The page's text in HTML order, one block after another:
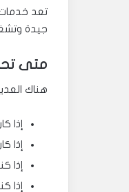
تعد
جيدة
متى
هناك
إذا
إذا
إذا
إذا